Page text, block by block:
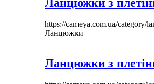
https://cameya.com.ua/category/
Ланцюжки
Ланцюжки з